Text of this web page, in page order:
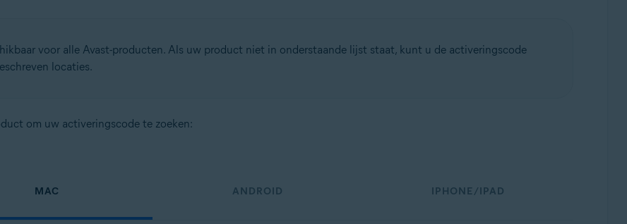
voor alle Avast-producten. Als uw product niet in onderstaande lijst staat, kunt u de activeringscode
locaties.
om uw activeringscode te zoeken:
MAC ANDROID IPHONE/IPAD